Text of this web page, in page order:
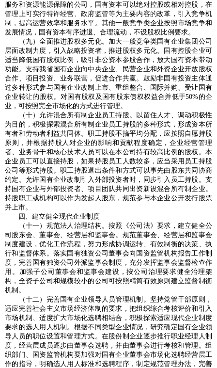
服务和资源能源保障的公司，国有资本可以绝对控股或相对控股，在
管理上可实行特许经营、政府监管等为主要内容的改革，引入竞争机
制，提高运营效率和服务水平。其他一般竞争类企业按照市场竞争和
发展情况，国有资本有序进退、合理流动，不设股权比例要求。
（九）全面推进股权多元化。加大一般竞争类国有企业集团公司
层面改制力度，引入战略投资者，推进股权多元化。国有控股企业可
适当降低国有股权比例，吸引非公资本参股合作，放大国有资本带动
功能。支持我省国有企业向中央企业、民营企业和外资企业开放股权
合作、项目投资、业务联营，促进合作共赢。鼓励非国有投资主体通
过多种形式参与国有企业改制上市、重组整合、国际并购、受让国有
企业转让的股权。对国有股权及国有股东债权权益合并低于50%的企
业，可按照完全市场化的方式进行管理。
（十）允许混合所有制企业员工持股。以留住人才、调动积极性
为目的，积极探索混合所有制企业员工持股的多种形式，形成资本所
有者和劳动者利益共同体。职工持股不搞平均分配，应按照自愿持股
原则，并根据持股人对企业的影响和贡献程度确定，企业经营管理
者、业务骨干和核心技术人员可以在本公司持有较高比例的股权。本
企业员工可以直接持股，如果持股员工人数较多，应当采用员工持股
公司等形式持股。职工持股退出条件和方式可以事先由股东共同协商
约定。允许国有企业改制引入外部投资者时，同步引入员工持股。支
持国有企业与外部投资者、项目团队共同出资新设混合所有制企业。
持股职工或机构可以作为发起人股东，规范参与本企业公开发行股票
并上市。
四、建立健全现代企业制度
（十一）规范法人治理结构。按照《公司法》要求，建立健全公
司股东会、董事会、经营层和监事会。规范董事会、经营层和监事会
制度建设，优化工作流程，努力形成协调运转、有效制衡的决策、执
行和监督体系。落实国有独资公司董事会向国资监管机构报告工作制
度，完善国有独资公司外派监事会制度，充分发挥监事会监督检查作
用。加强子公司董事会和监事会建设，按公司治理要求健全治理架
构，全资子公司和规模较小的公司可按照精简有效原则建立监督制衡
机制。
（十二）完善国有企业领导人员管理机制。坚持党管干部原则，
适应完善社会主义市场经济体制的要求，把组织综合考核评价和引入
市场机制、适度扩大市场化选聘相结合，积极探索适应现代企业制度
要求的选人用人机制。根据不同类型企业情况，研究确定国有企业领
导人员的职位设置和管理方式。在股份制企业逐步推行职业经理人制
度，经营层成员逐步由董事会选聘，并由董事会进行考核和管理。组
织部门、国资监管机构要加强对国有企业董事会市场化选聘经营层工
作的指导，明确选人用人标准和选聘程序，制定规范管理办法，完善